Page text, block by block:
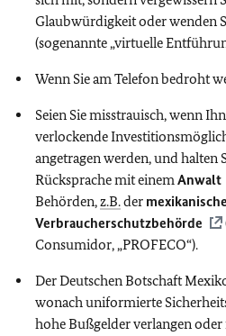
Glaubwürdigkeit oder wenden
(sogenannte „virtuelle
Wenn Sie am Telefon bedroht
Seien Sie misstrauisch, wenn
verlockende
angetragen werden, und halten
Rücksprache mit einemAnwalt
Behörden,z.B.der
Verbraucherschutzbehörde
Consumidor, „PROFECO“).
Der Deutschen Botschaft
wonach uniformierte
hohe Bußgelder verlangen